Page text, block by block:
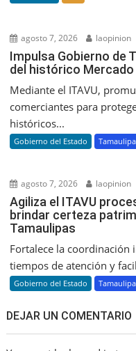
agosto 7, 2026 laopinion
Impulsa Gobierno de
del histórico
Mediante el ITAVU,
comerciantes para
históricos...
Gobierno del Estado
agosto 7, 2026 laopinion
Agiliza el ITAVU
brindar certeza
Tamaulipas
Fortalece la
tiempos de atención y
Gobierno del Estado
DEJAR UN COMENTARIO